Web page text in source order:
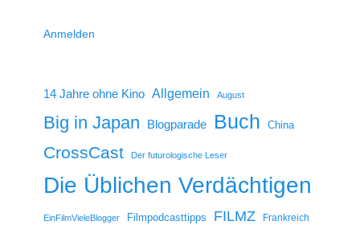
Anmelden
14 Jahre ohne Kino Allgemein August
Big in Japan Blogparade Buch China
CrossCast Der futurologische Leser
Die Üblichen Verdächtigen
EinFilmVieleBlogger Filmpodcasttipps FILMZ
Frankreich